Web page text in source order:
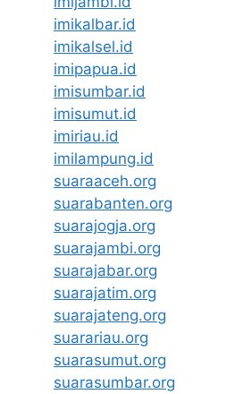
imikalbar.id
imikalsel.id
imipapua.id
imisumbar.id
imisumut.id
imiriau.id
imilampung.id
suaraaceh.org
suarabanten.org
suarajogja.org
suarajambi.org
suarajabar.org
suarajatim.org
suarajateng.org
suarariau.org
suarasumut.org
suarasumbar.org